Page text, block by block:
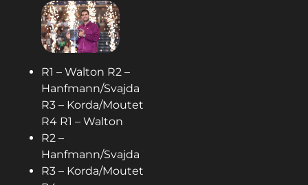
R1 – Walton R2 –
Hanfmann/Svajda
R3 – Korda/Moutet
R4 R1 – Walton
R2 –
Hanfmann/Svajda
R3 – Korda/Moutet